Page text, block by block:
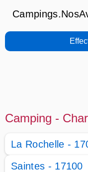
Camping -
La Rochelle -
Saintes - 17100